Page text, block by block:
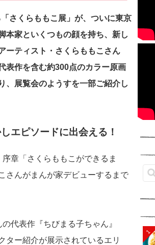
さくらももこ展」が、ついに東京
家といくつもの顔を持ち、新し
ーティスト・さくらももこさん
表作を含む約300点のカラー原画
、展覧会のようすを一部ご紹介し
エピソードに出会える！
章「さくらももこができるま
さんがまんが家デビューするまで
代表作『ちびまる子ちゃん』
ター紹介が展示されているエリ
1